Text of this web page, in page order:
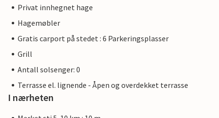
Privat innhegnet hage
Hagemøbler
Gratis carport på stedet : 6 Parkeringsplasser
Grill
Antall solsenger: 0
Terrasse el. lignende - Åpen og overdekket terrasse
I nærheten